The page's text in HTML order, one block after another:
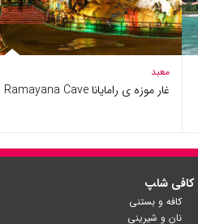
معبد
غار موزه ی رامایانا Ramayana Cave
کافی شا‍پ
کافه و بستنی
نان و شیرینی